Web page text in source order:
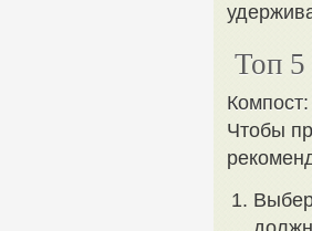
Топ 5
Чтобы